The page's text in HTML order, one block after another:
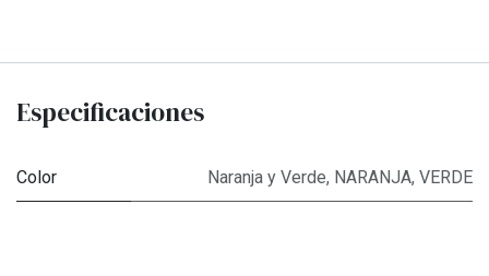
Especificaciones
Color Naranja y Verde, NARANJA, VERDE